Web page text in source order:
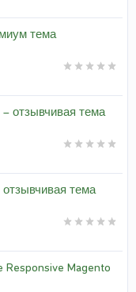
тема
отзывчивая тема
отзывчивая тема
Magento